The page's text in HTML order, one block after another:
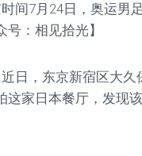
间7月24日，奥运男
：相见拾光】
日，东京新宿区大
家日本餐厅，发现